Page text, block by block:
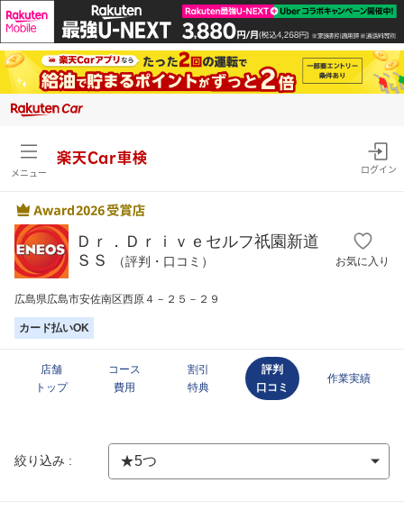
メニュー
楽天Car車検
ログイン
Ｄｒ．Ｄｒｉｖｅセルフ祇園新道
ＳＳ
（評判・口コミ） お気に入り
広島県広島市安佐南区西原４－２５－２９
カード払いOK
店舗
トップ
コース
費用
割引
特典
評判
口コミ
作業実績
絞り込み :